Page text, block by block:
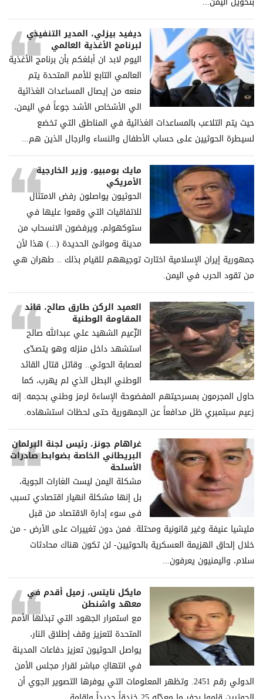
ديفيد بيزلي، المدير التنفيذي
لبرنامج الأغذية العالمي
اليوم لابد ان أبلغكم بأن برنامج الأغذية
العالمي التابع للأمم المتحدة يتم
منعه من إيصال المساعدات الغذائية
الي الأشخاص الأشد جوعاً في اليمن،
حيث يتم التلاعب بالمساعدات الغذائية في المناطق التي تخضع
لسيطرة الحوثيين على حساب الأطفال والنساء والرجال الذين هم...
مايك بومبيو، وزير الخارجية
الأمريكي
الحوثيون يواصلون رفض الامتثال
للاتفاقيات التي وقعوا عليها في
ستوكهولم، ويرفضون الانسحاب من
مدينة وموانئ الحديدة (...) هذا لأن
جمهورية إيران الإسلامية اختارت توجيههم للقيام بذلك .. طهران هي
من تقود الحرب في اليمن.
العميد الركن طارق صالح، قائد
المقاومة الوطنية
الزّعيم الشهيد علي عبدالله صالح
استشهد داخل منزله وهو يتصدّى
لعصابة الحوثي.. وقاتل قتال القائد
الوطني البطل الذي لم يهرب، كما
حاول المجرمون بمسرحيتهم المفضوحة الإساءة لرمز وطني بحجمه. إنه
زعيم سبتمبري ظل مدافعاً عن الجمهورية حتى لحظات استشهاده.
غراھام جونز، رئیس لجنة البرلمان
البریطاني الخاصة بضوابط صادرات
الأسلحة
مشكلة الیمن لیست الغارات الجویة،
بل إنھا مشكلة انھیار اقتصادي تسبب
فی سوء إدارة الاقتصاد من قبل
ملیشیا عنیفة وغیر قانونیة ومحتلة. فمن دون تغییرات على الأرض - من
خلال إلحاق الھزیمة العسكریة بالحوثیین- لن تكون ھناك محادثات
سلام، والیمنیون یعرفون...
مايكل نايتس، زميل أقدم في
معهد واشنطن
مع استمرار الجهود التي تبذلها الأمم
المتحدة لتعزيز وقف إطلاق النار،
يواصل الحوثيون تعزيز دفاعات المدينة
في انتهاكٍ مباشر لقرار مجلس الأمن
الدولي رقم 2451. وتظهر المعلومات التي يوفرها التصوير الجوي أن